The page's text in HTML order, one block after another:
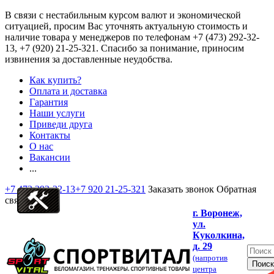
В связи с нестабильным курсом валют и экономической
ситуацией, просим Вас уточнять актуальную стоимость и
наличие товара у менеджеров по телефонам +7 (473) 292-32-
13, +7 (920) 21-25-321 . Спасибо за понимание, приносим
извинения за доставленные неудобства.
Как купить?
Оплата и доставка
Гарантия
Наши услуги
Приведи друга
Контакты
О нас
Вакансии
...
+7 473 292-32-13+7 920 21-25-321 Заказать звонок Обратная
связь
г. Воронеж,
ул.
Куколкина,
д. 29
(напротив
центра